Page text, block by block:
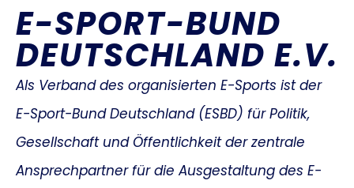
E-SPORT-BUND
DEUTSCHLAND E.V.
Als Verband des organisierten E-Sports ist der
E-Sport-Bund Deutschland (ESBD) für Politik,
Gesellschaft und Öffentlichkeit der zentrale
Ansprechpartner für die Ausgestaltung des E-